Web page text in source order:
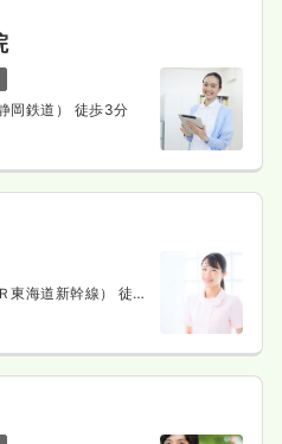
岡鉄道） 徒歩3分
東海道新幹線） 徒歩